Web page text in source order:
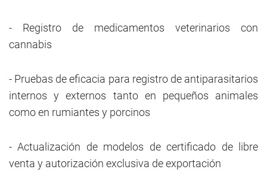
- Registro de medicamentos veterinarios con
cannabis
- Pruebas de eficacia para registro de antiparasitarios
internos y externos tanto en pequeños animales
como en rumiantes y porcinos
- Actualización de modelos de certificado de libre
venta y autorización exclusiva de exportación